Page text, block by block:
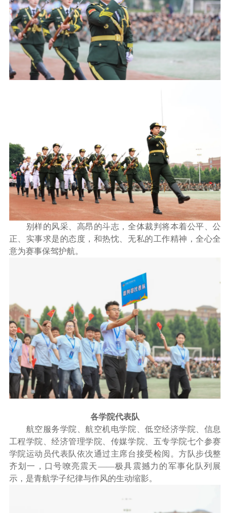
别样的风采、高昂的斗志，全体裁判将本着公平、公
正、实事求是的态度，和热忱、无私的工作精神，全心全
意为赛事保驾护航。
各学院代表队
航空服务学院、航空机电学院、低空经济学院、信息
工程学院、经济管理学院、传媒学院、五专学院七个参赛
学院运动员代表队依次通过主席台接受检阅。方队步伐整
齐划一，口号嘹亮震天——极具震撼力的军事化队列展
示，是青航学子纪律与作风的生动缩影。